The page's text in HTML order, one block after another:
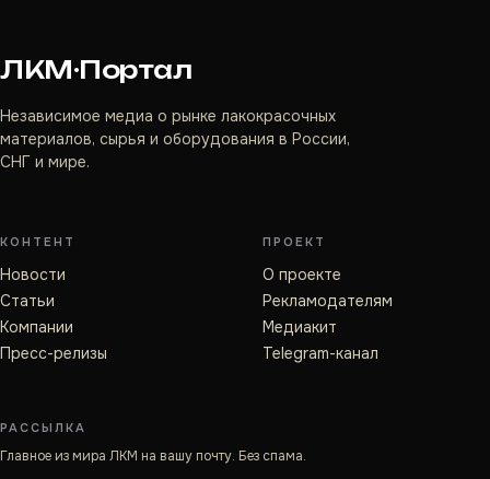
ЛКМ·Портал
Независимое медиа о рынке лакокрасочных
материалов, сырья и оборудования в России,
СНГ и мире.
КОНТЕНТ
Новости
Статьи
Компании
Пресс-релизы
ПРОЕКТ
О проекте
Рекламодателям
Медиакит
Telegram-канал
РАССЫЛКА
Главное из мира ЛКМ на вашу почту. Без спама.